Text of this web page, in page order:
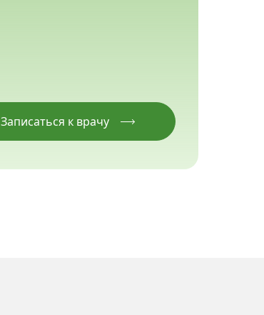
Записаться к врачу